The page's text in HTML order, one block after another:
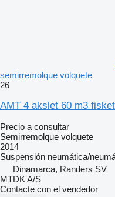
semirremolque volquete
26
AMT 4 akslet 60 m3
Precio a consultar
Semirremolque volquete
2014
Suspensión neumática/
Dinamarca, Randers SV
MTDK A/S
Contacte con el vendedor